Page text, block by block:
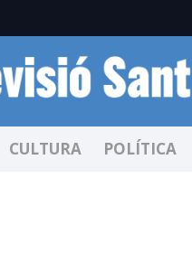
CULTURA POLÍTICA